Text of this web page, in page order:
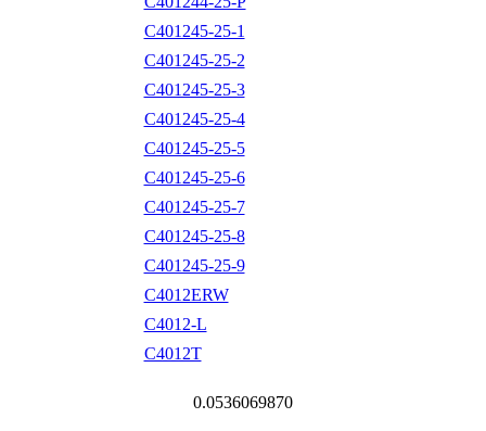
C401245-25-1
C401245-25-2
C401245-25-3
C401245-25-4
C401245-25-5
C401245-25-6
C401245-25-7
C401245-25-8
C401245-25-9
C4012ERW
C4012-L
C4012T
0.0536069870